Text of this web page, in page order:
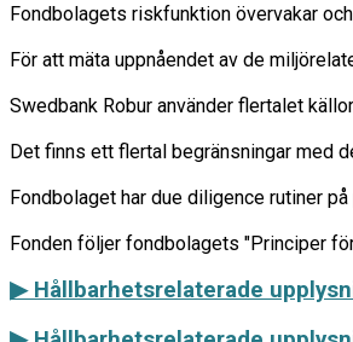
Fondbolagets riskfunktion övervakar
För att mäta uppnåendet av de
Swedbank Robur använder flertalet
Det finns ett flertal begränsningar med
Fondbolaget har due diligence rutiner
▶ Hållbarhetsrelaterade